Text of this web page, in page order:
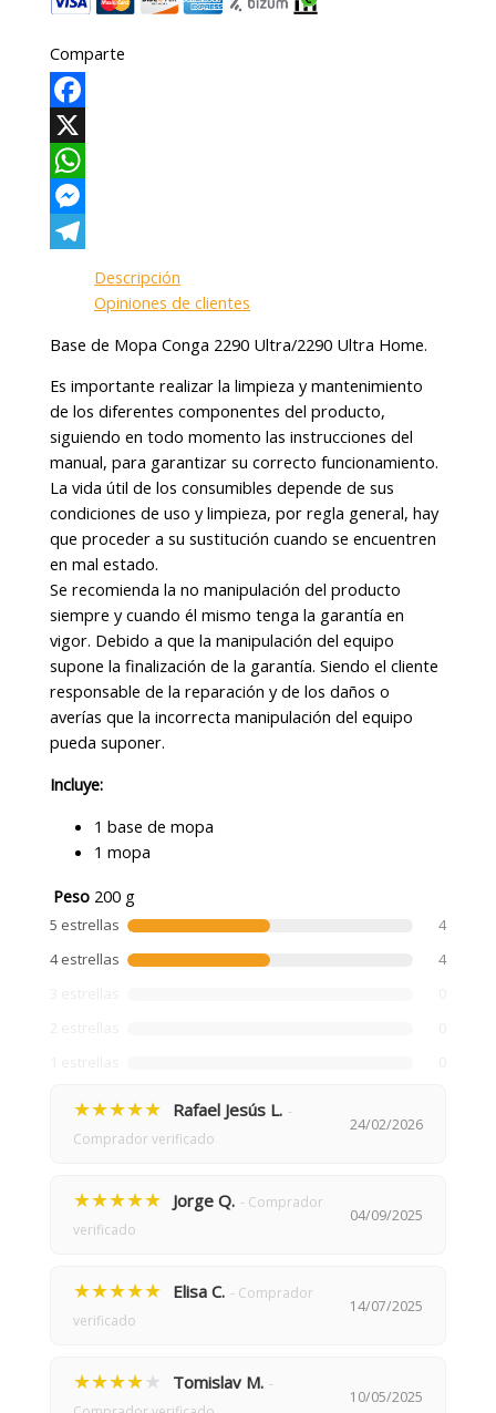
Comparte
Facebook
X
WhatsApp
Messenger
Descripción
Opiniones de clientes
Base de Mopa Conga 2290 Ultra/2290 Ultra Home.
Es importante realizar la limpieza y mantenimiento
de los diferentes componentes del producto,
siguiendo en todo momento las instrucciones del
manual, para garantizar su correcto funcionamiento.
La vida útil de los consumibles depende de sus
condiciones de uso y limpieza, por regla general, hay
que proceder a su sustitución cuando se encuentren
en mal estado.
Se recomienda la no manipulación del producto
siempre y cuando él mismo tenga la garantía en
vigor. Debido a que la manipulación del equipo
supone la finalización de la garantía. Siendo el cliente
responsable de la reparación y de los daños o
averías que la incorrecta manipulación del equipo
pueda suponer.
Incluye:
1 base de mopa
1 mopa
Peso 200 g
5 estrellas
4
4 estrellas
4
★★★★★ Rafael Jesús L. -
Comprador verificado
24/02/2026
★★★★★ Jorge Q. - Comprador
verificado
04/09/2025
★★★★★ Elisa C. - Comprador
verificado
14/07/2025
★★★★★ Tomislav M. -
10/05/2025